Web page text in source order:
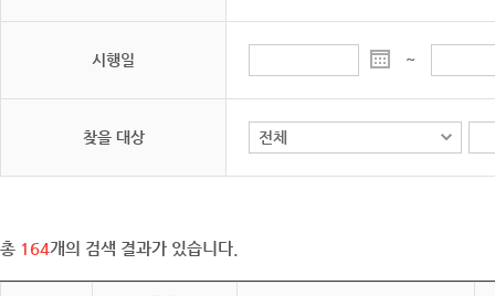
시행일 ~
찾을 대상
총 164개의 검색 결과가 있습니다.